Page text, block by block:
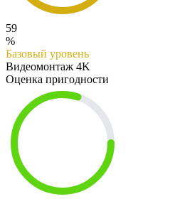
59
%
Базовый уровень
Видеомонтаж 4K
Оценка пригодности